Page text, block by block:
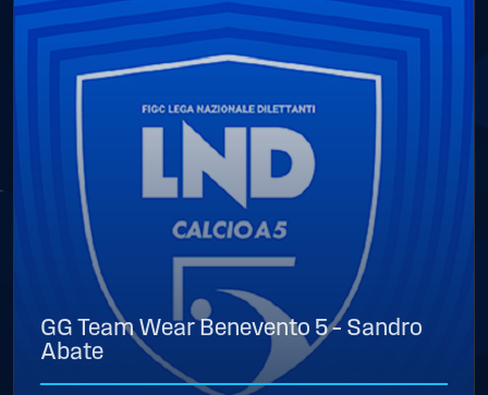
GG Team Wear Benevento 5 – Sandro
Abate